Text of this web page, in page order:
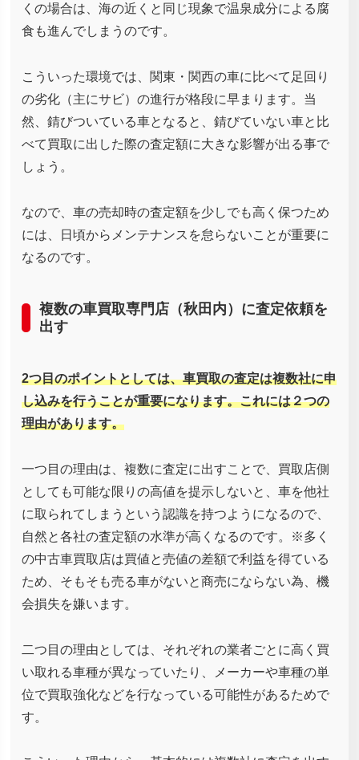
くの場合は、海の近くと同じ現象で温泉成分による腐
食も進んでしまうのです。
こういった環境では、関東・関西の車に比べて足回り
の劣化（主にサビ）の進行が格段に早まります。当
然、錆びついている車となると、錆びていない車と比
べて買取に出した際の査定額に大きな影響が出る事で
しょう。
なので、車の売却時の査定額を少しでも高く保つため
には、日頃からメンテナンスを怠らないことが重要に
なるのです。
複数の車買取専門店（秋田内）に査定依頼を
出す
2つ目のポイントとしては、車買取の査定は複数社に申
し込みを行うことが重要になります。これには２つの
理由があります。
一つ目の理由は、複数に査定に出すことで、買取店側
としても可能な限りの高値を提示しないと、車を他社
に取られてしまうという認識を持つようになるので、
自然と各社の査定額の水準が高くなるのです。※多く
の中古車買取店は買値と売値の差額で利益を得ている
ため、そもそも売る車がないと商売にならない為、機
会損失を嫌います。
二つ目の理由としては、それぞれの業者ごとに高く買
い取れる車種が異なっていたり、メーカーや車種の単
位で買取強化などを行なっている可能性があるためで
す。